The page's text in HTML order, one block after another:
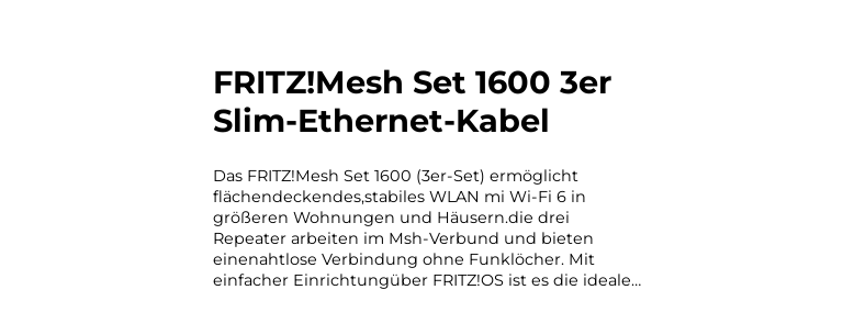
FRITZ!Mesh Set 1600 3er
Slim-Ethernet-Kabel
Das FRITZ!Mesh Set 1600 (3er-Set) ermöglicht
flächendeckendes,stabiles WLAN mi Wi-Fi 6 in
größeren Wohnungen und Häusern.die drei
Repeater arbeiten im Msh-Verbund und bieten
einenahtlose Verbindung ohne Funklöcher. Mit
einfacher Einrichtungüber FRITZ!OS ist es die ideale